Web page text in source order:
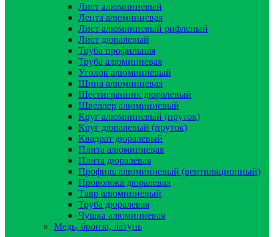
Лист алюминиевый
Лента алюминиевая
Лист алюминиевый рифленый
Лист дюралевый
Труба профильная
Труба алюминиевая
Уголок алюминиевый
Шина алюминиевая
Шестигранник дюралевый
Швеллер алюминиевый
Круг алюминиевый (пруток)
Круг дюралевый (пруток)
Квадрат дюралевый
Плита алюминиевая
Плита дюралевая
Профиль алюминиевый (вентиляционный)
Проволока дюралевая
Тавр алюминиевый
Труба дюралевая
Чушка алюминиевая
Медь, бронза, латунь